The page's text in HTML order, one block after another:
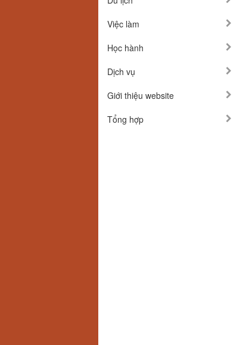
Việc làm
Học hành
Dịch vụ
Giới thiệu website
Tổng hợp